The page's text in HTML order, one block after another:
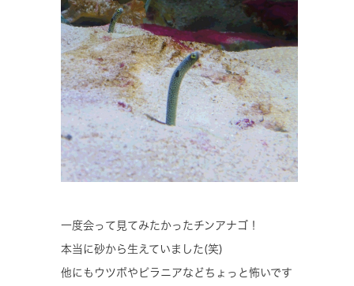
一度会って見てみたかったチンアナゴ！
本当に砂から生えていました(笑)
他にもウツボやピラニアなどちょっと怖いです